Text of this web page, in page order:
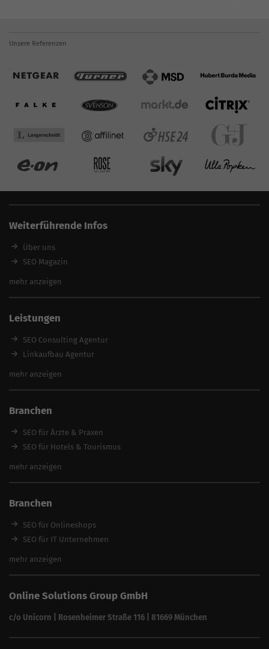
Unsere Referenzen
Weiterführende Infos
Über uns
SEO Magazin
SEO-Pakete
SEO günstig
SEO Experte
SEO zum Festpreis
feed2content.ai
mehr anzeigen
Leistungen
SEO Consulting Agentur
Linkaufbau Agentur
Onpage-Optimierung
Content Marketing Agentur
Local SEO Agentur
SEO Beratung
SEO Angebote
mehr anzeigen
Branchen
SEO für Ärzte & Praxen
SEO für Hotels & Tourismus
SEO für Handwerker
SEO für Anwälte & Kanzleien
SEO für Fitness
SEO für Architekten
mehr anzeigen
Branchen
SEO für Onlineshops
SEO für IT Unternehmen
SEO für Versicherungsmakler
SEO für Reinigungsfirmen
SEO für Sicherheitsdienste
mehr anzeigen
Online Solutions Group GmbH
c/o Unicorn | Rosenheimer Straße 116 | 81669 München